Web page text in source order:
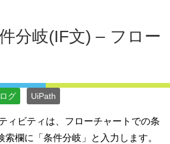
分岐(IF文) – フロー
グ UiPath
ィビティは、フローチャートでの条
欄に「条件分岐」と入力します。